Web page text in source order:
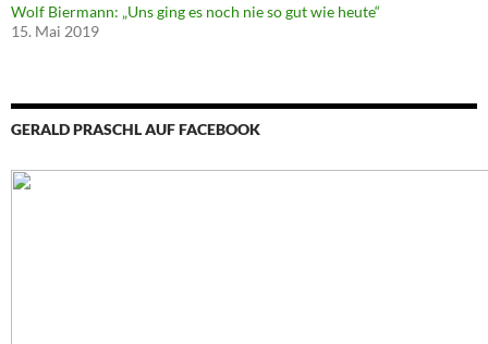
Wolf Biermann: „Uns ging es noch nie so gut wie heute“
15. Mai 2019
GERALD PRASCHL AUF FACEBOOK